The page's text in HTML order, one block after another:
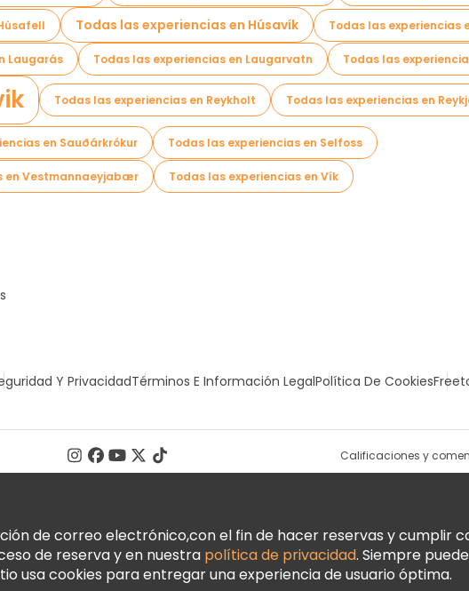
Todas las experiencias en Húsavík Todas las experiencias
Laugarás Todas las experiencias en Laugarvatn Todas las
Todas las experiencias en Reykholt Todas las experiencias en
en Sauðárkrókur Todas las experiencias en Selfoss
en Vestmannaeyjabær Todas las experiencias en Vík
Y PrivacidadTérminos E Información LegalPolítica De Cookies
Calificaciones y
de correo electrónico,con el fin de hacer reservas y cumplir
de reserva y en nuestra política de privacidad. Siempre
usa cookies para entregar una experiencia de usuario óptima.